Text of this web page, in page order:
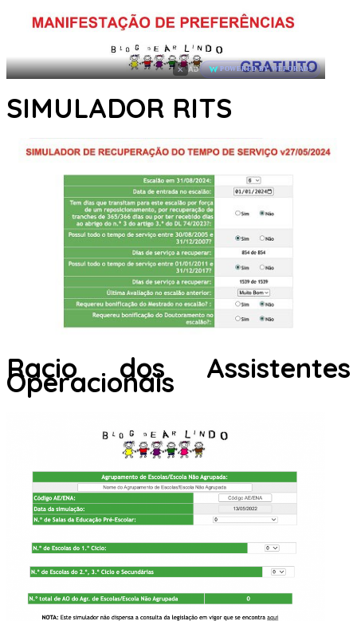
× AD POWERED BY WEFORADS
SIMULADOR RITS
Racio dos Assistentes
Operacionais